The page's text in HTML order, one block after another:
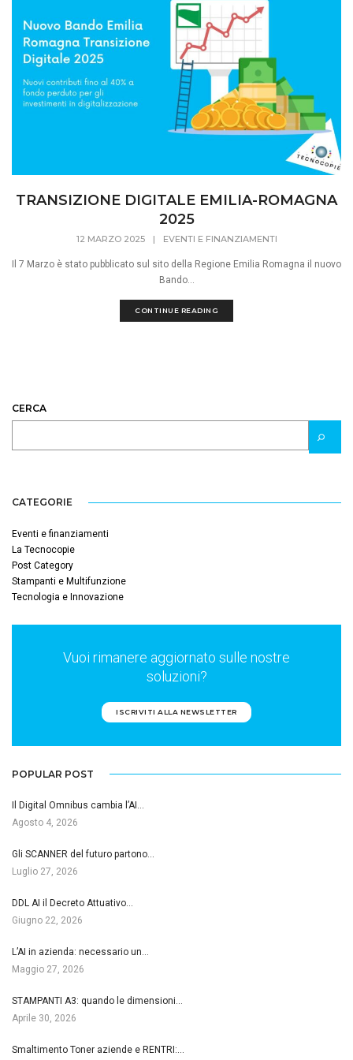
TRANSIZIONE DIGITALE EMILIA-ROMAGNA
2025
12 MARZO 2025 | EVENTI E FINANZIAMENTI
Il 7 Marzo è stato pubblicato sul sito della Regione Emilia Romagna il nuovo
Bando...
CONTINUE READING
CERCA
CATEGORIE
Eventi e finanziamenti
La Tecnocopie
Post Category
Stampanti e Multifunzione
Tecnologia e Innovazione
Vuoi rimanere aggiornato sulle nostre
soluzioni?
ISCRIVITI ALLA NEWSLETTER
POPULAR POST
Il Digital Omnibus cambia l’AI…
Agosto 4, 2026
Gli SCANNER del futuro partono…
Luglio 27, 2026
DDL AI il Decreto Attuativo…
Giugno 22, 2026
L’AI in azienda: necessario un…
Maggio 27, 2026
STAMPANTI A3: quando le dimensioni…
Aprile 30, 2026
Smaltimento Toner aziende e RENTRI:…